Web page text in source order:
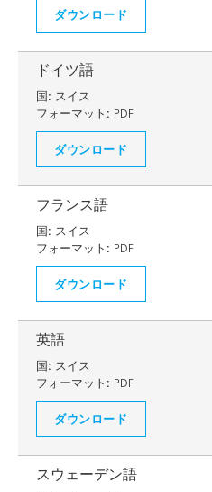
ダウンロード
ドイツ語
国: スイス
フォーマット: PDF
ダウンロード
フランス語
国: スイス
フォーマット: PDF
ダウンロード
英語
国: スイス
フォーマット: PDF
ダウンロード
スウェーデン語